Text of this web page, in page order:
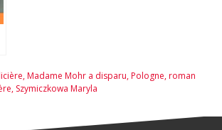
,Madame Mohr a disparu,Pologne,roman
, Szymiczkowa Maryla